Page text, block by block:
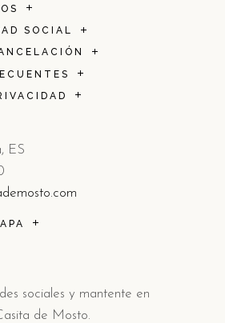
SOCIAL
ES
sociales y mantente en
de Mosto.